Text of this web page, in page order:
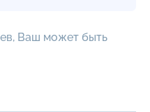
Ваш может быть